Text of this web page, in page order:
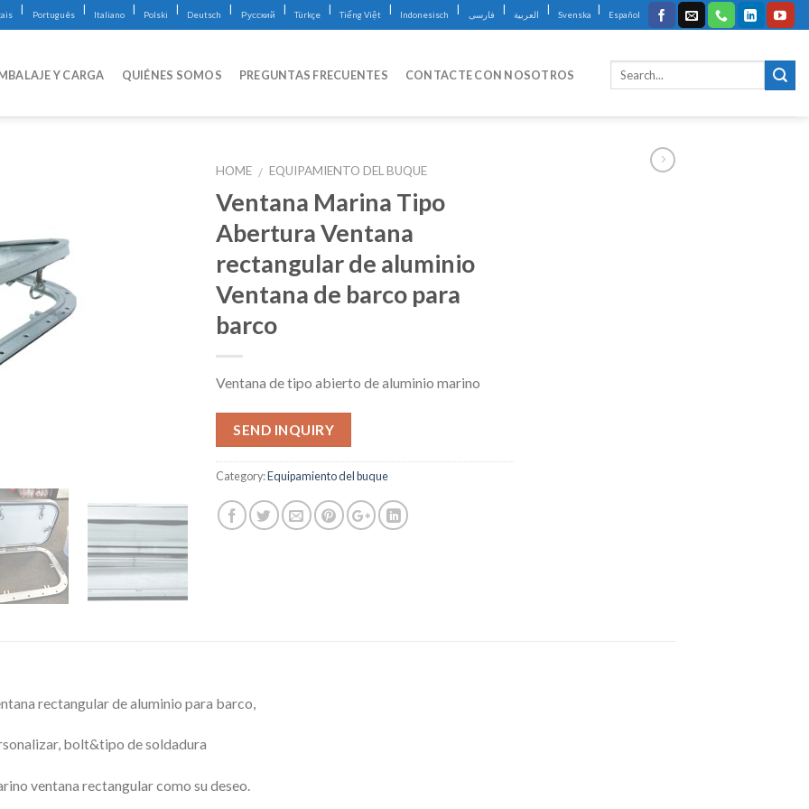
| Português | Italiano | Polski | Deutsch | Русский | Türkçe | Tiếng Việt | Indonesisch | فارسی | العربية | Svenska | Español
Y CARGA QUIÉNES SOMOS PREGUNTAS FRECUENTES CONTACTE CON NOSOTROS
HOME / EQUIPAMIENTO DEL BUQUE
Ventana Marina Tipo
Abertura Ventana
rectangular de aluminio
Ventana de barco para
barco
Ventana de tipo abierto de aluminio marino
SEND INQUIRY
Category:Equipamiento del buque
rectangular de aluminio para barco,
bolt&tipo de soldadura
ventana rectangular como su deseo.